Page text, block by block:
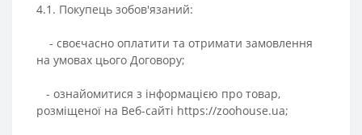
4.1. Покупець зобов'язаний:
- своєчасно оплатити та отримати замовлення
на умовах цього Договору;
- ознайомитися з інформацією про товар,
розміщеної на Веб-сайті https://zoohouse.ua;